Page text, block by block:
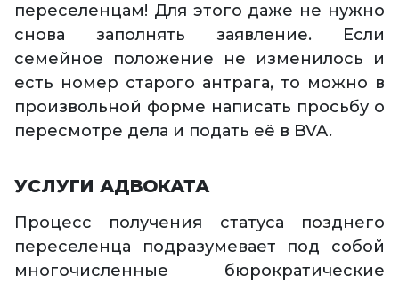
переселенцам! Для этого даже не нужно
снова заполнять заявление. Если
семейное положение не изменилось и
есть номер старого антрага, то можно в
произвольной форме написать просьбу о
пересмотре дела и подать её в BVA.
УСЛУГИ АДВОКАТА
Процесс получения статуса позднего
переселенца подразумевает под собой
многочисленные бюрократические